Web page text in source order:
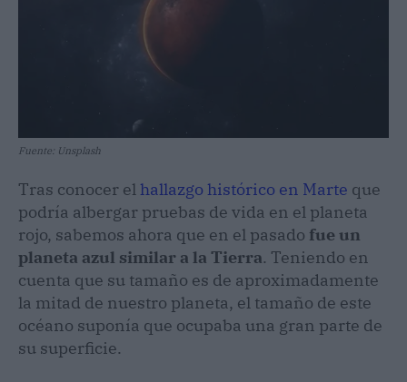
Fuente: Unsplash
Tras conocer el hallazgo histórico en Marte que
podría albergar pruebas de vida en el planeta
rojo, sabemos ahora que en el pasado fue un
planeta azul similar a la Tierra. Teniendo en
cuenta que su tamaño es de aproximadamente
la mitad de nuestro planeta, el tamaño de este
océano suponía que ocupaba una gran parte de
su superficie.